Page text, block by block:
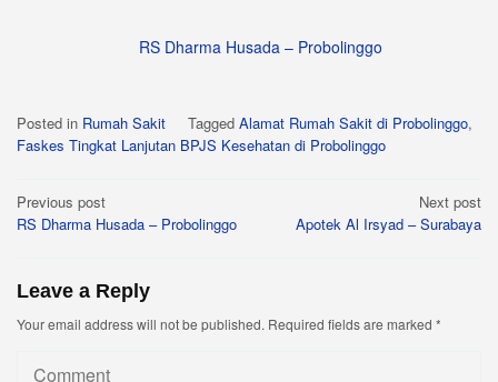
RS Dharma Husada – Probolinggo
Posted in Rumah Sakit Tagged Alamat Rumah Sakit di Probolinggo,
Faskes Tingkat Lanjutan BPJS Kesehatan di Probolinggo
Post
navigation
Previous post
RS Dharma Husada – Probolinggo
Next post
Apotek Al Irsyad – Surabaya
Leave a Reply
Your email address will not be published. Required fields are marked *